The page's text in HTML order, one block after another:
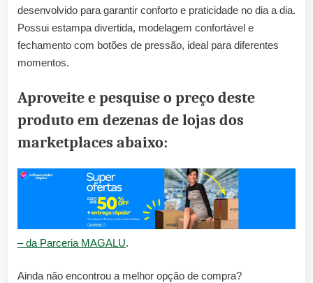
desenvolvido para garantir conforto e praticidade no dia a dia.
Possui estampa divertida, modelagem confortável e
fechamento com botões de pressão, ideal para diferentes
momentos.
Aproveite e pesquise o preço deste
produto em dezenas de lojas dos
marketplaces abaixo:
– da Parceria MAGALU.
Ainda não encontrou a melhor opção de compra?